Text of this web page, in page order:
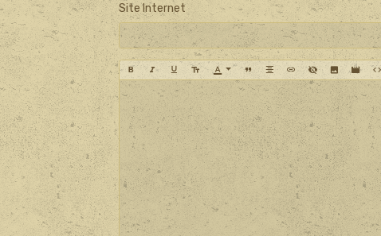
Site Internet